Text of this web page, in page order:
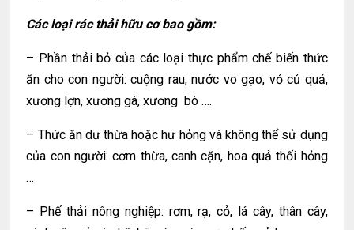
Các loại rác thải hữu cơ bao gồm:
– Phần thải bỏ của các loại thực phẩm chế biến thức
ăn cho con người: cuộng rau, nước vo gạo, vỏ củ quả,
xương lợn, xương gà, xương bò ….
– Thức ăn dư thừa hoặc hư hỏng và không thể sử dụng
của con người: cơm thừa, canh cặn, hoa quả thối hỏng
…
– Phế thải nông nghiệp: rơm, rạ, cỏ, lá cây, thân cây,